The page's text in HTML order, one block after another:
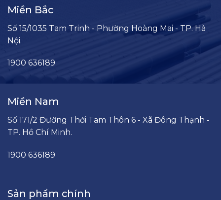
Miền Bắc
Số 15/1035 Tam Trinh - Phường Hoàng Mai - TP. Hà
Nội.
1900 636189
Miền Nam
Số 171/2 Đường Thới Tam Thôn 6 - Xã Đông Thạnh -
TP. Hồ Chí Minh.
1900 636189
Sản phẩm chính